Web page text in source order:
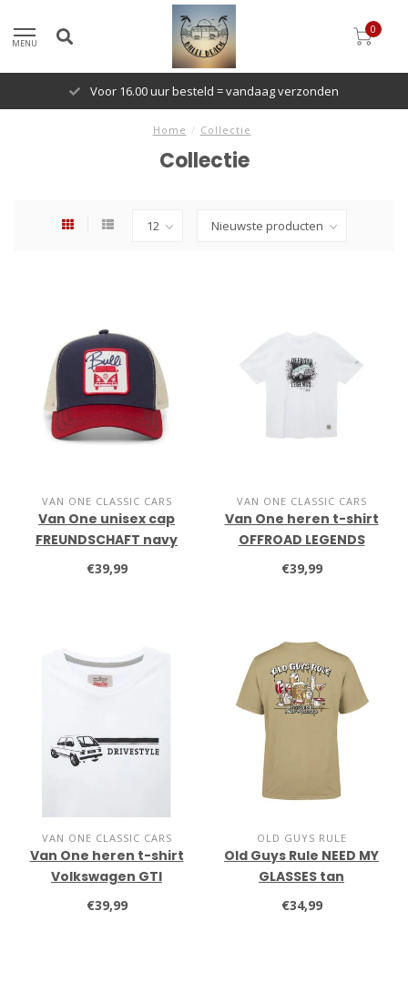
MENU
0
Voor 16.00 uur besteld = vandaag verzonden
Home / Collectie
Collectie
VAN ONE CLASSIC CARS
Van One unisex cap
FREUNDSCHAFT navy
€39,99
VAN ONE CLASSIC CARS
Van One heren t-shirt
OFFROAD LEGENDS
€39,99
VAN ONE CLASSIC CARS
Van One heren t-shirt
Volkswagen GTI
Drivestyle
€39,99
OLD GUYS RULE
Old Guys Rule NEED MY
GLASSES tan
€34,99